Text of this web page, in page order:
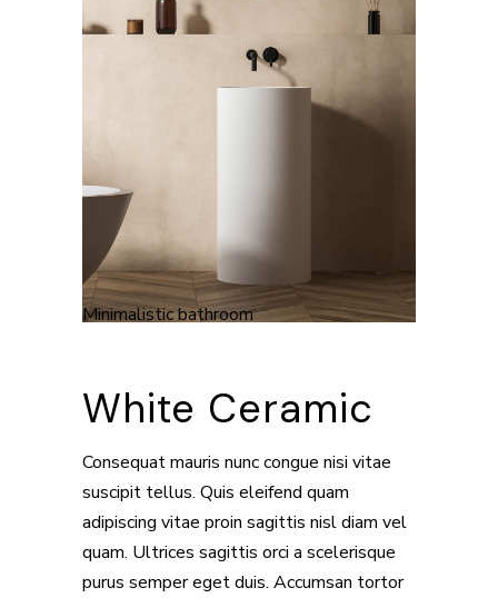
Minimalistic bathroom
White Ceramic
Consequat mauris nunc congue nisi vitae
suscipit tellus. Quis eleifend quam
adipiscing vitae proin sagittis nisl diam vel
quam. Ultrices sagittis orci a scelerisque
purus semper eget duis. Accumsan tortor